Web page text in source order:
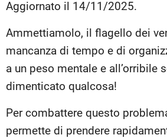
Aggiornato il 14/11/2025.
Ammettiamolo, il flagello dei
mancanza di tempo e di
a un peso mentale e all’orribile
dimenticato qualcosa!
Per combattere questo
permette di prendere